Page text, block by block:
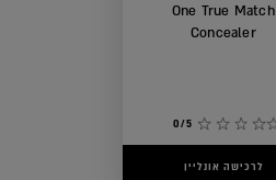
One True Match
Concealer
0/5
לרכישה אונליין